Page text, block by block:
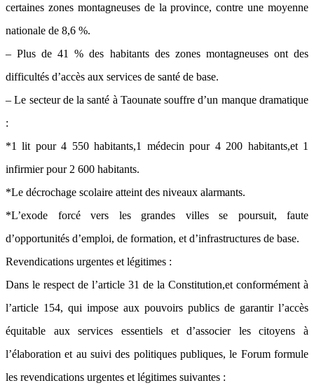
certaines zones montagneuses de la province, contre une moyenne
nationale de 8,6 %.
– Plus de 41 % des habitants des zones montagneuses ont des
difficultés d’accès aux services de santé de base.
– Le secteur de la santé à Taounate souffre d’un manque dramatique
:
*1 lit pour 4 550 habitants,1 médecin pour 4 200 habitants,et 1
infirmier pour 2 600 habitants.
*Le décrochage scolaire atteint des niveaux alarmants.
*L’exode forcé vers les grandes villes se poursuit, faute
d’opportunités d’emploi, de formation, et d’infrastructures de base.
Revendications urgentes et légitimes :
Dans le respect de l’article 31 de la Constitution,et conformément à
l’article 154, qui impose aux pouvoirs publics de garantir l’accès
équitable aux services essentiels et d’associer les citoyens à
l’élaboration et au suivi des politiques publiques, le Forum formule
les revendications urgentes et légitimes suivantes :